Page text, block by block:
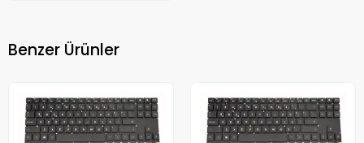
Benzer Ürünler